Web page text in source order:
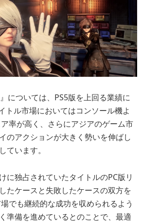
については、PS5版を上回る業績に
トル市場においてはコンソール機よ
率が高く、さらにアジアのゲーム市
のアクションが大きく勢いを伸ばし
ています。
に独占されていたタイトルのPC版リ
たケースと失敗したケースの双方を
でも継続的な成功を収められるよう
準備を進めているとのことで、最適